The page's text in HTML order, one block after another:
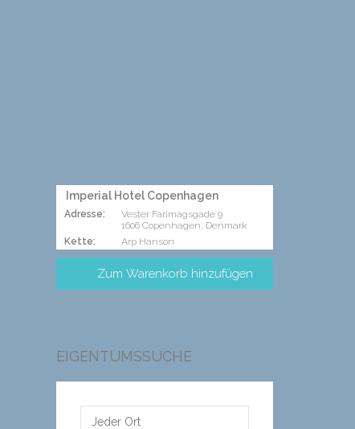
Imperial Hotel Copenhagen
Adresse:
Vester Farimagsgade 9
1606 Copenhagen, Denmark
Kette:
Arp Hanson
EIGENTUMSSUCHE